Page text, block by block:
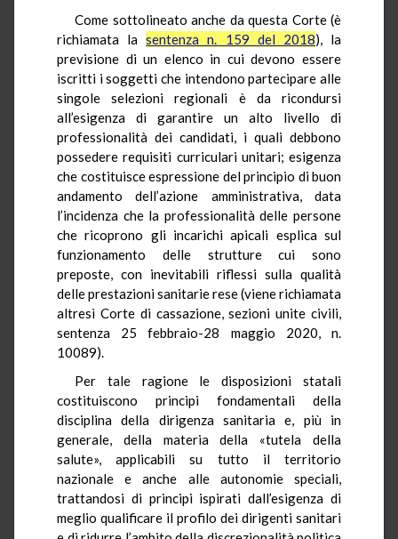
Come sottolineato anche da questa Corte (è
richiamata lasentenza n. 159 del 2018), la
previsione di un elenco in cui devono essere
iscritti i soggetti che intendono partecipare alle
singole selezioni regionali è da ricondursi
all’esigenza di garantire un alto livello di
professionalità dei candidati, i quali debbono
possedere requisiti curriculari unitari; esigenza
che costituisce espressione del principio di buon
andamento dell’azione amministrativa, data
l’incidenza che la professionalità delle persone
che ricoprono gli incarichi apicali esplica sul
funzionamento delle strutture cui sono
preposte, con inevitabili riflessi sulla qualità
delle prestazioni sanitarie rese (viene richiamata
altresì Corte di cassazione, sezioni unite civili,
sentenza 25 febbraio-28 maggio 2020, n.
10089).
Per tale ragione le disposizioni statali
costituiscono principi fondamentali della
disciplina della dirigenza sanitaria e, più in
generale, della materia della «tutela della
salute», applicabili su tutto il territorio
nazionale e anche alle autonomie speciali,
trattandosi di principi ispirati dall’esigenza di
meglio qualificare il profilo dei dirigenti sanitari